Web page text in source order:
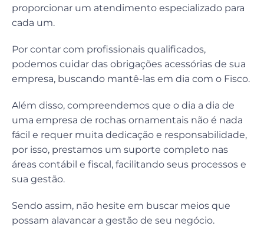
proporcionar um atendimento especializado para
cada um.
Por contar com profissionais qualificados,
podemos cuidar das obrigações acessórias de sua
empresa, buscando mantê-las em dia com o Fisco.
Além disso, compreendemos que o dia a dia de
uma empresa de rochas ornamentais não é nada
fácil e requer muita dedicação e responsabilidade,
por isso, prestamos um suporte completo nas
áreas contábil e fiscal, facilitando seus processos e
sua gestão.
Sendo assim, não hesite em buscar meios que
possam alavancar a gestão de seu negócio.